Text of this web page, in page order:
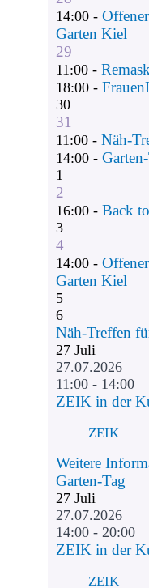
14:00 -
Garten Kiel
29
11:00 -Remask
18:00 -
30
31
11:00 -Näh-
14:00 -
1
2
16:00 -Back
3
4
14:00 -
Garten Kiel
5
6
Näh-Treffen
27 Juli
27.07.2026
11:00 - 14:00
ZEIK in der
ZEIK
Weitere
Garten-Tag
27 Juli
27.07.2026
14:00 - 20:00
ZEIK in der
ZEIK